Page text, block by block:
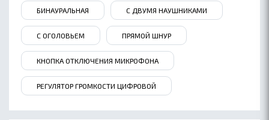
БИНАУРАЛЬНАЯ С ДВУМЯ НАУШНИКАМИ
С ОГОЛОВЬЕМ ПРЯМОЙ ШНУР
КНОПКА ОТКЛЮЧЕНИЯ МИКРОФОНА
РЕГУЛЯТОР ГРОМКОСТИ ЦИФРОВОЙ